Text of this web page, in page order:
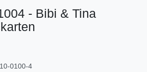
- Bibi & Tina
0100-4